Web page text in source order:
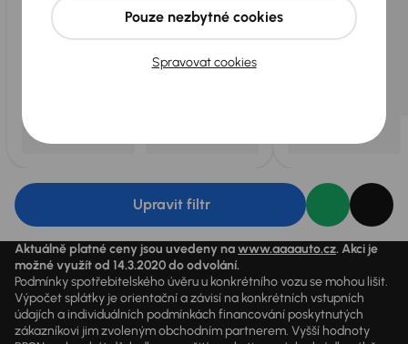
Upravit filtr
Aktuálně platné ceny jsou uvedeny nawww.aaaauto.cz. Akci je
možné využít od 14.3.2020 do odvolání.
Podmínky spotřebitelského úvěru u konkrétního vozu se mohou lišit.
Výpočet splátky je orientační a závisí na konkrétních vstupních
údajích a individuálních podmínkách financování poskytnutých
zákazníkovi jim zvoleným obchodním partnerem. Vyšší hodnoty
Spravovat cookies
Pouze nezbytné cookies